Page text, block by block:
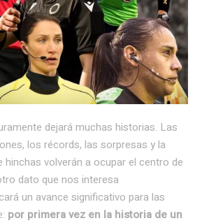
dejará muchas historias. Las
los récords, las sorpresas y la
hinchas volverán a ocupar el centro de
dato que nos interesa
un avance significativo para las
por primera vez en la historia de un